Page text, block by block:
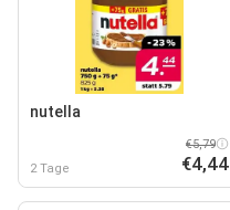
nutella
2 Tage
€5,79
€4,44